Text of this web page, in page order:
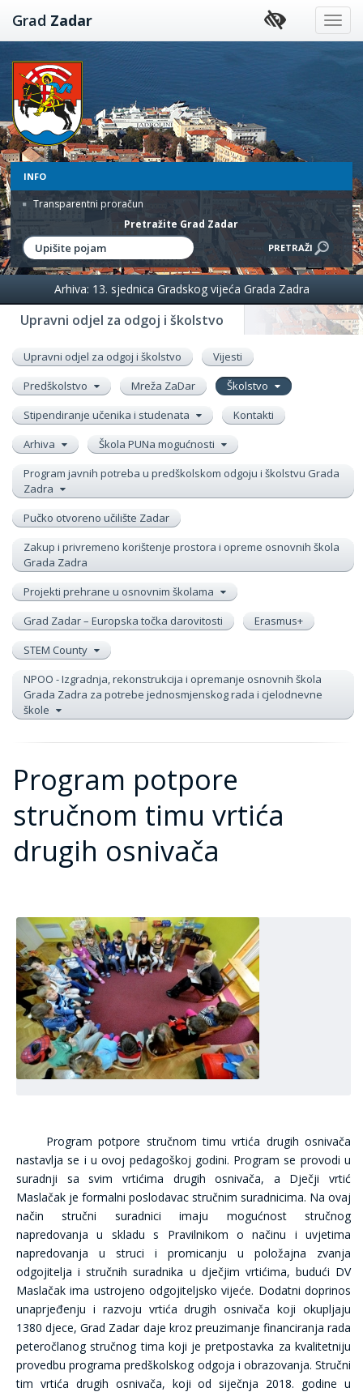
Preskoči
na
Grad Zadar
INFO
Transparentni proračun
Pretražite Grad Zadar
Upravni odjel za odgoj i školstvo
Arhiva: 13. sjednica Gradskog vijeća Grada Zadra
Upravni odjel za odgoj i školstvo
Vijesti
Predškolstvo
Mreža ZaDar
Školstvo
Stipendiranje učenika i studenata
Kontakti
Arhiva
Škola PUNa mogućnosti
Program javnih potreba u predškolskom odgoju i školstvu Grada
Zadra
Pučko otvoreno učilište Zadar
Zakup i privremeno korištenje prostora i opreme osnovnih škola
Grada Zadra
Projekti prehrane u osnovnim školama
Grad Zadar – Europska točka darovitosti
Erasmus+
STEM County
NPOO - Izgradnja, rekonstrukcija i opremanje osnovnih škola
Grada Zadra za potrebe jednosmjenskog rada i cjelodnevne
škole
Program potpore
stručnom timu vrtića
drugih osnivača
Program potpore stručnom timu vrtića drugih osnivača
nastavlja se i u ovoj pedagoškoj godini. Program se provodi u
suradnji sa svim vrtićima drugih osnivača, a Dječji vrtić
Maslačak je formalni poslodavac stručnim suradnicima. Na ovaj
način stručni suradnici imaju mogućnost stručnog
napredovanja u skladu s Pravilnikom o načinu i uvjetima
napredovanja u struci i promicanju u položajna zvanja
odgojitelja i stručnih suradnika u dječjim vrtićima, budući DV
Maslačak ima ustrojeno odgojiteljsko vijeće. Dodatni doprinos
unaprjeđenju i razvoju vrtića drugih osnivača koji okupljaju
1380 djece, Grad Zadar daje kroz preuzimanje financiranja rada
peteročlanog stručnog tima koji je pretpostavka za kvalitetniju
provedbu programa predškolskog odgoja i obrazovanja. Stručni
tim vrtića drugih osnivača, koji od siječnja 2018. godine u